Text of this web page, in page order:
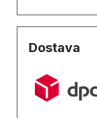
Dostava